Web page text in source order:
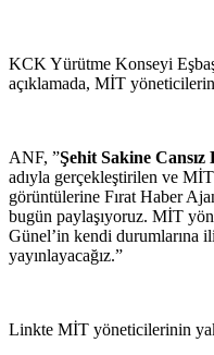
KCK Yürütme Konseyi
açıklamada, MİT
ANF, ”Şehit Sakine
adıyla gerçekleştirilen ve
görüntülerine Fırat Haber
bugün paylaşıyoruz. MİT
Günel’in kendi durumlarına
yayınlayacağız.”
Linkte MİT yöneticilerinin